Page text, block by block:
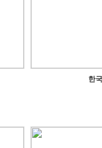
한